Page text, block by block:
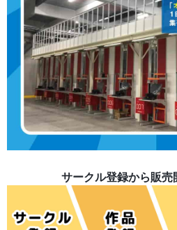
サークル登録から販売